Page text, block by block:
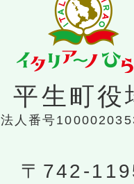
平生町役
法人番号
〒742-